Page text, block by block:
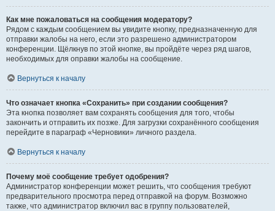
Как мне пожаловаться на сообщения модератору?
Рядом с каждым сообщением вы увидите кнопку, предназначенную для
отправки жалобы на него, если это разрешено администратором
конференции. Щёлкнув по этой кнопке, вы пройдёте через ряд шагов,
необходимых для оправки жалобы на сообщение.
Вернуться к началу
Что означает кнопка «Сохранить» при создании сообщения?
Эта кнопка позволяет вам сохранять сообщения для того, чтобы
закончить и отправить их позже. Для загрузки сохранённого сообщения
перейдите в параграф «Черновики» личного раздела.
Вернуться к началу
Почему моё сообщение требует одобрения?
Администратор конференции может решить, что сообщения требуют
предварительного просмотра перед отправкой на форум. Возможно
также, что администратор включил вас в группу пользователей,